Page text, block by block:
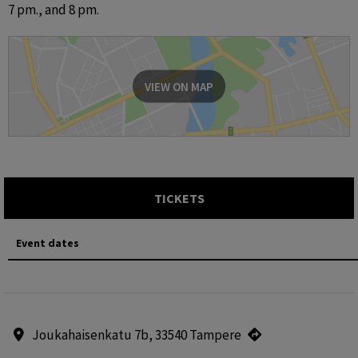
7 pm., and 8 pm.
VIEW ON MAP
TICKETS
Event dates
Joukahaisenkatu 7b, 33540 Tampere